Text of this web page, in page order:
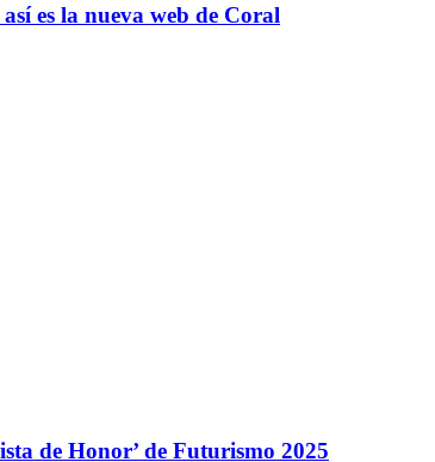
es la nueva web de Coral
de Honor’ de Futurismo 2025